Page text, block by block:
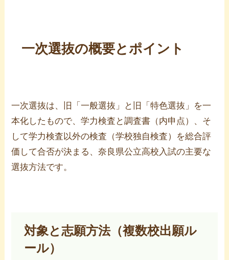
一次選抜の概要とポイント
一次選抜は、旧「一般選抜」と旧「特色選抜」を一
本化したもので、学力検査と調査書（内申点）、そ
して学力検査以外の検査（学校独自検査）を総合評
価して合否が決まる、奈良県公立高校入試の主要な
選抜方法です。
対象と志願方法（複数校出願ル
ール）